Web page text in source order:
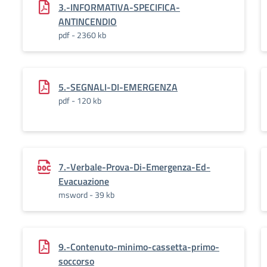
3.-INFORMATIVA-SPECIFICA-
ANTINCENDIO
pdf - 2360 kb
5.-SEGNALI-DI-EMERGENZA
pdf - 120 kb
7.-Verbale-Prova-Di-Emergenza-Ed-
Evacuazione
msword - 39 kb
9.-Contenuto-minimo-cassetta-primo-
soccorso